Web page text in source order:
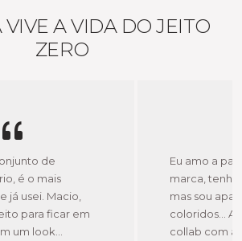
A VIDA DO JEITO
ZERO
de
é o mais
já usei. Macio,
para ficar em
um look
Eu amo a
marca,
mas sou
coloridos...
collab com a